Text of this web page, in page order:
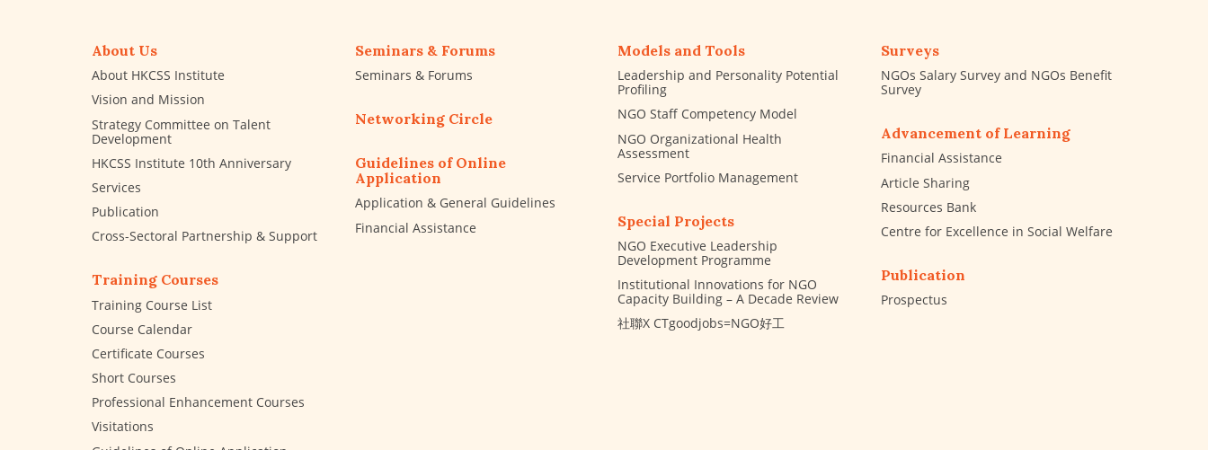
About Us
About HKCSS Institute
Vision and Mission
Strategy Committee on Talent
Development
HKCSS Institute 10th Anniversary
Services
Publication
Cross-Sectoral Partnership & Support
Training Courses
Training Course List
Course Calendar
Certificate Courses
Short Courses
Professional Enhancement Courses
Visitations
Seminars & Forums
Seminars & Forums
Networking Circle
Guidelines of Online
Application
Application & General Guidelines
Financial Assistance
Models and Tools
Leadership and Personality Potential
Profiling
NGO Staff Competency Model
NGO Organizational Health
Assessment
Service Portfolio Management
Special Projects
NGO Executive Leadership
Development Programme
Institutional Innovations for NGO
Capacity Building – A Decade Review
社聯X CTgoodjobs=NGO好工
Surveys
NGOs Salary Survey and NGOs Benefit
Survey
Advancement of Learning
Financial Assistance
Article Sharing
Resources Bank
Centre for Excellence in Social Welfare
Publication
Prospectus